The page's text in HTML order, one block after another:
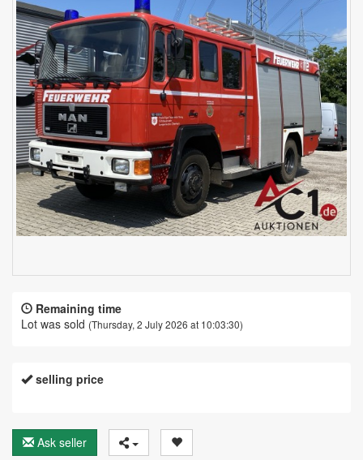
Remaining time
Lot was sold (Thursday, 2 July 2026 at 10:03:30)
selling price
Ask seller